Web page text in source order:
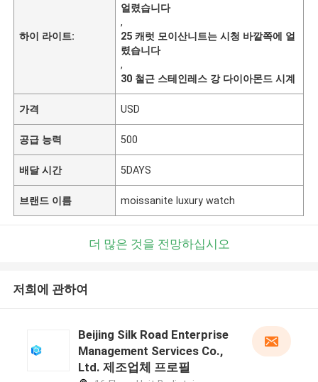
하이 라이트:
얼렸습니다
,
25 캐럿 모이산니트는 시청 바깥쪽에 얼
렸습니다
,
30 철근 스테인레스 강 다이아몬드 시계
가격 USD
공급 능력 500
배달 시간 5DAYS
브랜드 이름 moissanite luxury watch
더 많은 것을 전망하십시오
저희에 관하여
Beijing Silk Road Enterprise
Management Services Co.,
Ltd. 제조업체 프로필